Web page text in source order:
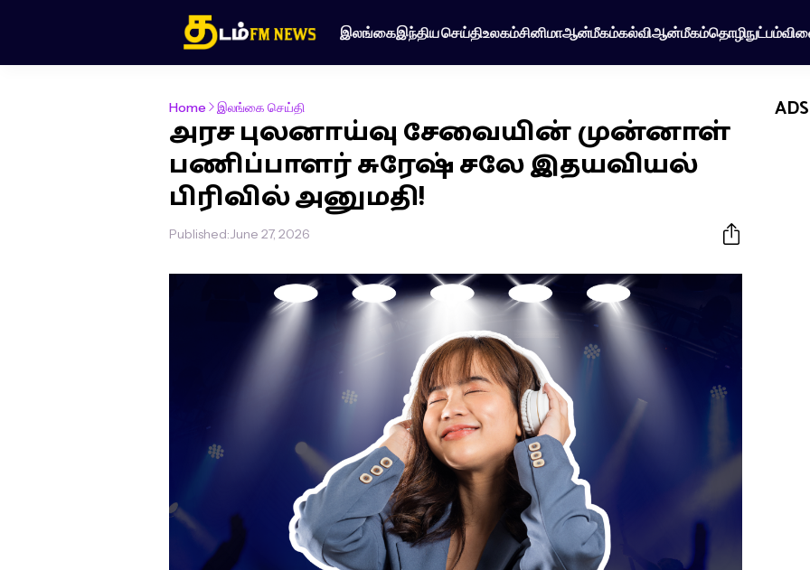
இலங்கைஇந்திய செய்திஉலகம்சினிமாஆன்மீகம்கல்விஆன்மீகம்தொழிநுட்பம்
Home இலங்கை செய்தி
அரச புலனாய்வு சேவையின் முன்னாள்
பணிப்பாளர் சுரேஷ் சலே இதயவியல்
பிரிவில் அனுமதி!
Published:June 27, 2026
ADS